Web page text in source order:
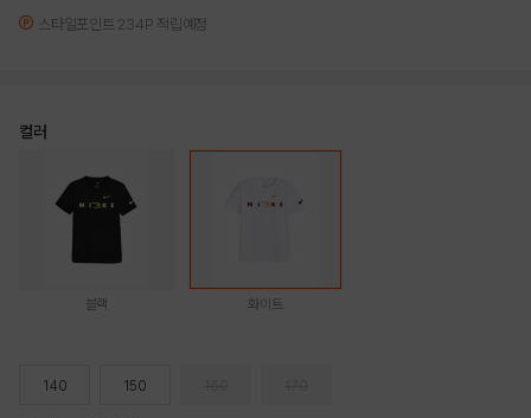
스타일포인트 234P 적립예정
컬러
블랙 화이트
140 150